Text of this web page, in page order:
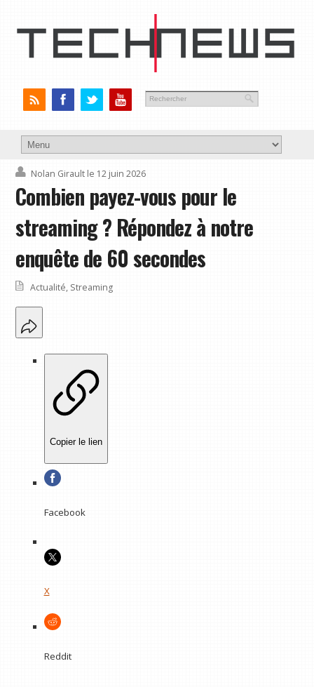
Nolan Girault le 12 juin 2026
Combien payez-vous pour le
streaming ? Répondez à notre
enquête de 60 secondes
Actualité, Streaming
Copier le lien
Facebook
X
Reddit